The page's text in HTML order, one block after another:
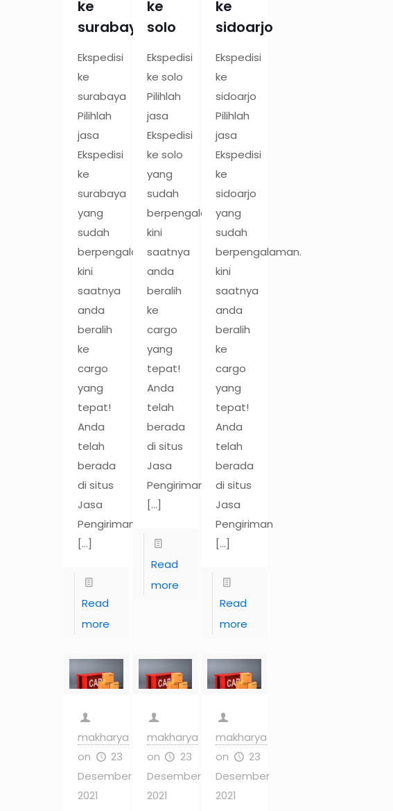
ke
surabaya
Ekspedisi
ke
surabaya
Pilihlah
jasa
Ekspedisi
ke
surabaya
yang
sudah
berpengalaman.
kini
saatnya
anda
beralih
ke
cargo
yang
tepat!
Anda
telah
berada
di situs
Jasa
Pengiriman
[…]
Read
more
ke
solo
Ekspedisi
ke solo
Pilihlah
jasa
Ekspedisi
ke solo
yang
sudah
berpengalaman.
kini
saatnya
anda
beralih
ke
cargo
yang
tepat!
Anda
telah
berada
di situs
Jasa
Pengiriman
[…]
Read
more
ke
sidoarjo
Ekspedisi
ke
sidoarjo
Pilihlah
jasa
Ekspedisi
ke
sidoarjo
yang
sudah
berpengalaman.
kini
saatnya
anda
beralih
ke
cargo
yang
tepat!
Anda
telah
berada
di situs
Jasa
Pengiriman
[…]
Read
more
makharya
on
23
Desember
2021
makharya
on
23
Desember
2021
makharya
on
23
Desember
2021